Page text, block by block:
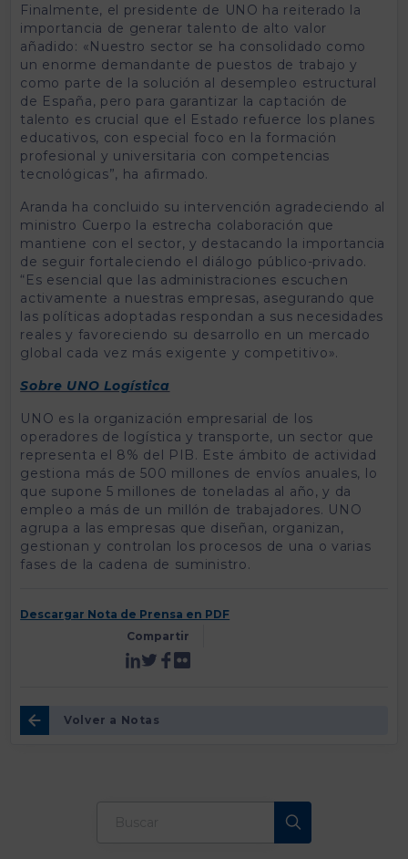
Finalmente, el presidente de UNO ha reiterado la
importancia de generar talento de alto valor
añadido: «Nuestro sector se ha consolidado como
un enorme demandante de puestos de trabajo y
como parte de la solución al desempleo estructural
de España, pero para garantizar la captación de
talento es crucial que el Estado refuerce los planes
educativos, con especial foco en la formación
profesional y universitaria con competencias
tecnológicas”, ha afirmado.
Aranda ha concluido su intervención agradeciendo al
ministro Cuerpo la estrecha colaboración que
mantiene con el sector, y destacando la importancia
de seguir fortaleciendo el diálogo público-privado.
“Es esencial que las administraciones escuchen
activamente a nuestras empresas, asegurando que
las políticas adoptadas respondan a sus necesidades
reales y favoreciendo su desarrollo en un mercado
global cada vez más exigente y competitivo».
Sobre UNO Logística
UNO es la organización empresarial de los
operadores de logística y transporte, un sector que
representa el 8% del PIB. Este ámbito de actividad
gestiona más de 500 millones de envíos anuales, lo
que supone 5 millones de toneladas al año, y da
empleo a más de un millón de trabajadores. UNO
agrupa a las empresas que diseñan, organizan,
gestionan y controlan los procesos de una o varias
fases de la cadena de suministro.
Descargar Nota de Prensa en PDF
Compartir
Volver a Notas